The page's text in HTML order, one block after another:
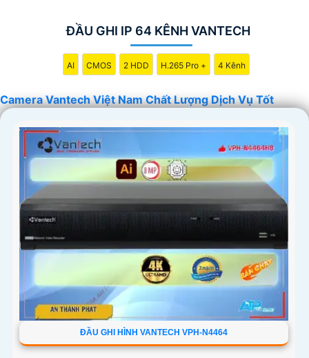
ĐẦU GHI IP 64 KÊNH VANTECH
AI CMOS 2 HDD H.265 Pro + 4 Kênh
Camera Vantech Việt Nam Chất Lượng Dịch Vụ Tốt
ĐẦU GHI HÌNH VANTECH VPH-N4464